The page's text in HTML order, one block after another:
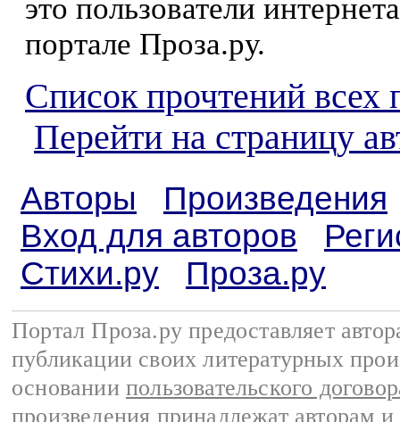
это пользователи
портале Проза.ру.
Список прочтений всех
Перейти на страницу
Авторы
Произведения
Вход для авторов
Стихи.ру
Проза.ру
Портал Проза.ру предоставляет
публикации своих литературных
основании пользовательского
произведения принадлежат авторам